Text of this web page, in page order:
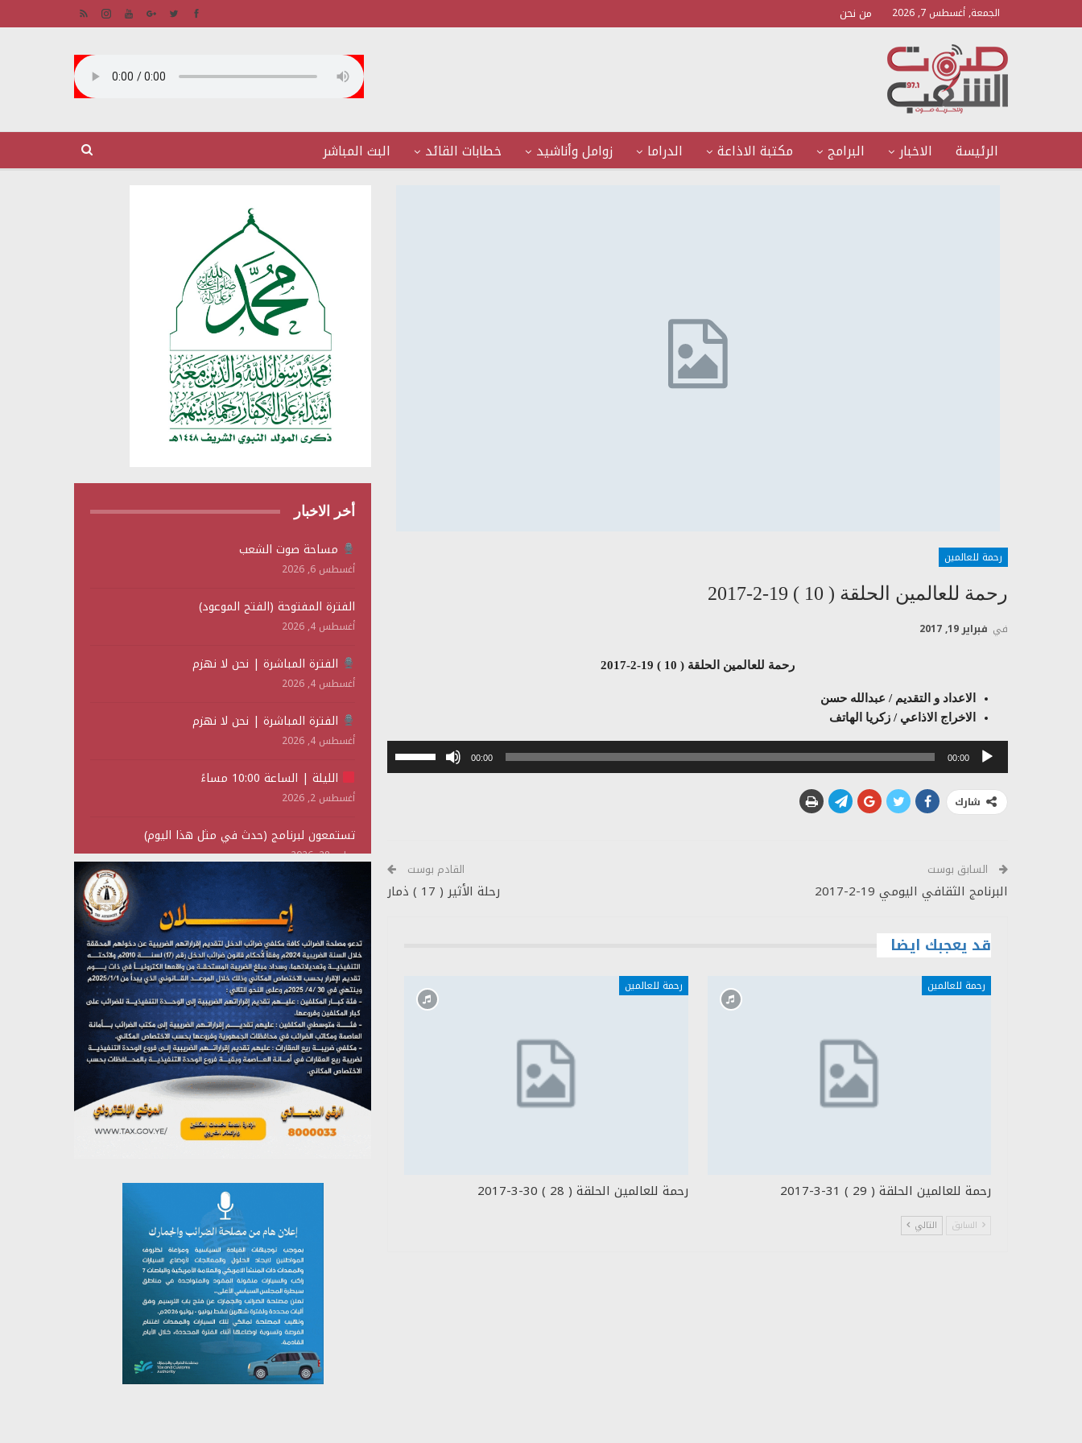
الجمعة, أغسطس 7, 2026 من نحن
الرئيسة الاخبار البرامج مكتبة الاذاعة الدراما زوامل وأناشيد خطابات القائد البث المباشر
رحمة للعالمين
رحمة للعالمين الحلقة ( 10 ) 19-2-2017
في فبراير 19, 2017
رحمة للعالمين الحلقة ( 10 ) 19-2-2017
الاعداد و التقديم / عبدالله حسن
الاخراج الاذاعي / زكريا الهاتف
مشغل
00:00
00:00
أو
خفض
شارك
السابق بوست
البرنامج الثقافي اليومي 19-2-2017
القادم بوست
رحلة الأثير ( 17 ) ذمار
قد يعجبك ايضا
رحمة للعالمين
رحمة للعالمين الحلقة ( 29 ) 31-3-2017
رحمة للعالمين
رحمة للعالمين الحلقة ( 28 ) 30-3-2017
السابق التالي
أخر الاخبار
مساحة صوت الشعب
أغسطس 6, 2026
الفترة المفتوحة (الفتح الموعود)
أغسطس 4, 2026
الفترة المباشرة | نحن لا نهزم
أغسطس 4, 2026
الفترة المباشرة | نحن لا نهزم
أغسطس 4, 2026
الليلة | الساعة 10:00 مساءً
أغسطس 2, 2026
تستمعون لبرنامج (حدث في مثل هذا اليوم)
يوليو 28, 2026
(نحن لا نهزم) بث مباشر
تستمعون لبرنامج (هندسة الوهم)
يوليو 28, 2026
مؤتمر صحفي لمركز عين الإنسانية حول جرائم تحالف
العدوان على اليمن
يوليو 27, 2026
تستمعون لبرنامج (مع السيد القائد)
يوليو 26, 2026